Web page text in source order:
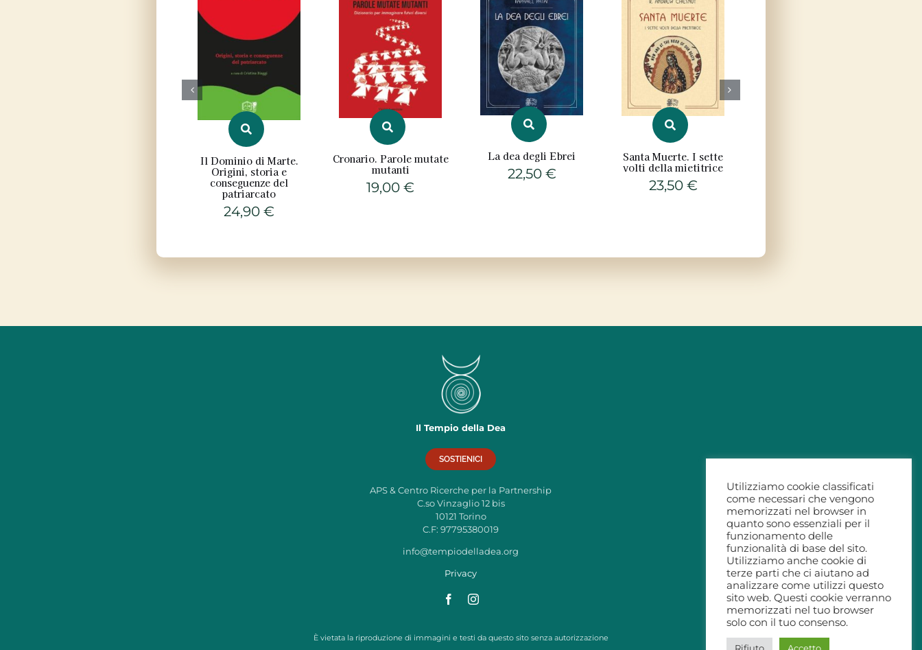
Il Dominio di Marte.
Origini, storia e
conseguenze del
patriarcato
24,90€
Cronario. Parole mutate
mutanti
19,00€
La dea degli Ebrei
22,50 €
Santa Muerte. I sette
volti della mietitrice
23,50 €
Il Tempio della Dea
SOSTIENICI
APS & Centro Ricerche per la Partnership
C.so Vinzaglio 12 bis
10121 Torino
C.F: 97795380019
info@tempiodelladea.org
Privacy
È vietata la riproduzione di immagini e testi da questo sito senza autorizzazione
Utilizziamo cookie classificati
come necessari che vengono
memorizzati nel browser in
quanto sono essenziali per il
funzionamento delle
funzionalità di base del sito.
Utilizziamo anche cookie di
terze parti che ci aiutano ad
analizzare come utilizzi questo
sito web. Questi cookie verranno
memorizzati nel tuo browser
solo con il tuo consenso.